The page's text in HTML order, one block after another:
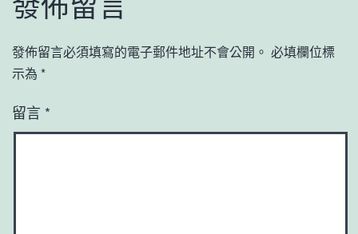
發佈留言必須填寫的電子郵件地址不會公開。 必填欄位標
示為 *
留言 *